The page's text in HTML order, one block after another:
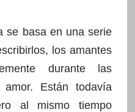
se basa en una serie
los amantes
durante las
Están todavía
al mismo tiempo